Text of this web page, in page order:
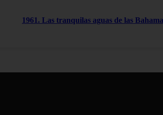
1961. Las tranquilas aguas de las